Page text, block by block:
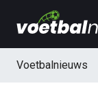
Voetbalnieuws